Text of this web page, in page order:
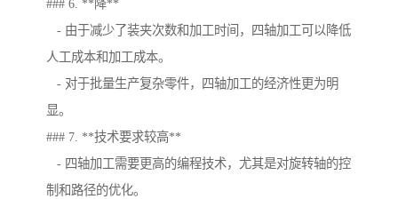
### 6. **降**
- 由于减少了装夹次数和加工时间，四轴加工可以降低
人工成本和加工成本。
- 对于批量生产复杂零件，四轴加工的经济性更为明
显。
### 7. **技术要求较高**
- 四轴加工需要更高的编程技术，尤其是对旋转轴的控
制和路径的优化。